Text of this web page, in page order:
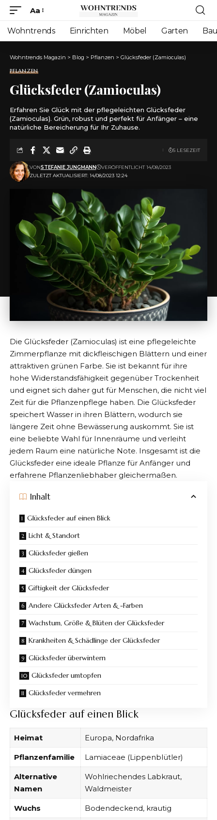
Font
Resizer
Aa
Wohntrends Einrichten Möbel Garten
Wohntrends Magazin > Blog > Pflanzen > Glücksfeder (Zamioculas)
PFLANZEN
Glücksfeder (Zamioculas)
Erfahren Sie Glück mit der pflegeleichten Glücksfeder
(Zamioculas). Grün, robust und perfekt für Anfänger – eine
natürliche Bereicherung für Ihr Zuhause.
ZULETZT AKTUALISIERT: 14/08/2023 12:24
VONSTEFANIE JUNGMANN VERÖFFENTLICHT 14/08/2023
5 LESEZEIT
Die Glücksfeder (Zamioculas) ist eine pflegeleichte
Zimmerpflanze mit dickfleischigen Blättern und einer
attraktiven grünen Farbe. Sie ist bekannt für ihre
hohe Widerstandsfähigkeit gegenüber Trockenheit
und eignet sich daher gut für Menschen, die nicht viel
Zeit für die Pflanzenpflege haben. Die Glücksfeder
speichert Wasser in ihren Blättern, wodurch sie
längere Zeit ohne Bewässerung auskommt. Sie ist
eine beliebte Wahl für Innenräume und verleiht
jedem Raum eine natürliche Note. Insgesamt ist die
Glücksfeder eine ideale Pflanze für Anfänger und
erfahrene Pflanzenliebhaber gleichermaßen.
Inhalt
Glücksfeder auf einen Blick
Licht & Standort
Glücksfeder gießen
Glücksfeder düngen
Giftigkeit der Glücksfeder
Andere Glücksfeder Arten & -Farben
Wachstum, Größe & Blüten der Glücksfeder
Krankheiten & Schädlinge der Glücksfeder
Glücksfeder überwintern
Glücksfeder umtopfen
Glücksfeder vermehren
Glücksfeder auf einen Blick
Heimat Europa, Nordafrika
Pflanzenfamilie Lamiaceae (Lippenblütler)
Alternative
Namen
Wohlriechendes Labkraut,
Waldmeister
Wuchs Bodendeckend, krautig